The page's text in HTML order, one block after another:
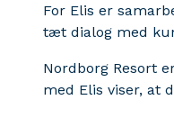
For Elis er
tæt dialog med
Nordborg Resort
med Elis viser, at